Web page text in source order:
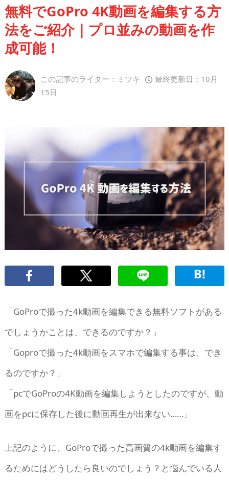
無料でGoPro 4K動画を編集する方
法をご紹介｜プロ並みの動画を作
成可能！
この記事のライター：ミツキ
最終更新日：10月
15日
「GoProで撮った4k動画を編集できる無料ソフトがある
でしょうかことは、できるのですか？」
「Goproで撮った4k動画をスマホで編集する事は、でき
るのですか？」
「pcでGoProの4K動画を編集しようとしたのですが、動
画をpcに保存した後に動画再生が出来ない……」
上記のように、GoProで撮った高画質の4k動画を編集す
るためにはどうしたら良いのでしょう？と悩んでいる人